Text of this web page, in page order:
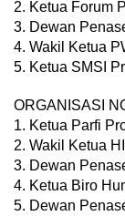
2. Ketua Forum
3. Dewan
4. Wakil Ketua
5. Ketua SMSI
ORGANISASI
1. Ketua Parfi
2. Wakil Ketua
3. Dewan
4. Ketua Biro
5. Dewan